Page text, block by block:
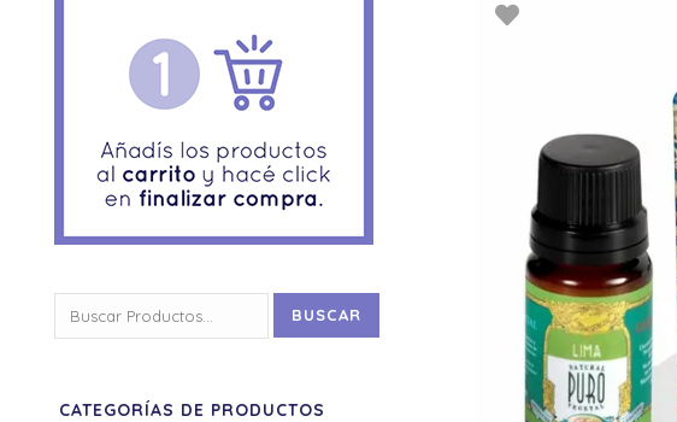
por:
BUSCAR
CATEGORÍAS DE PRODUCTOS